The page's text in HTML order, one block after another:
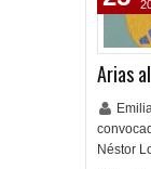
Arias
Néstor